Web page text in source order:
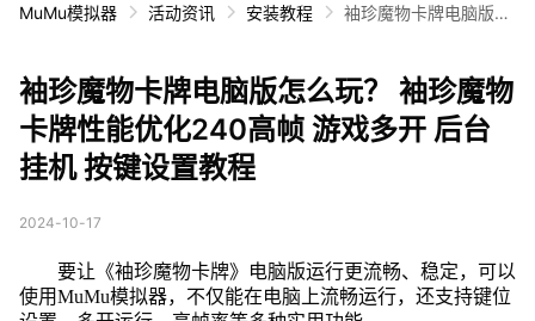
MuMu模拟器 活动资讯 安装教程
袖珍魔物卡牌电脑版怎
开 后台挂机 按键设置
教程
袖珍魔物卡牌电脑版怎么玩？ 袖珍魔物
卡牌性能优化240高帧 游戏多开 后台
挂机 按键设置教程
2024-10-17
要让《袖珍魔物卡牌》电脑版运行更流畅、稳定，可以
使用MuMu模拟器，不仅能在电脑上流畅运行，还支持键位